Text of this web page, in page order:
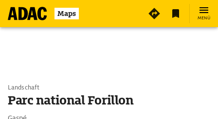
Maps MENÜ
Landschaft
Parc national Forillon